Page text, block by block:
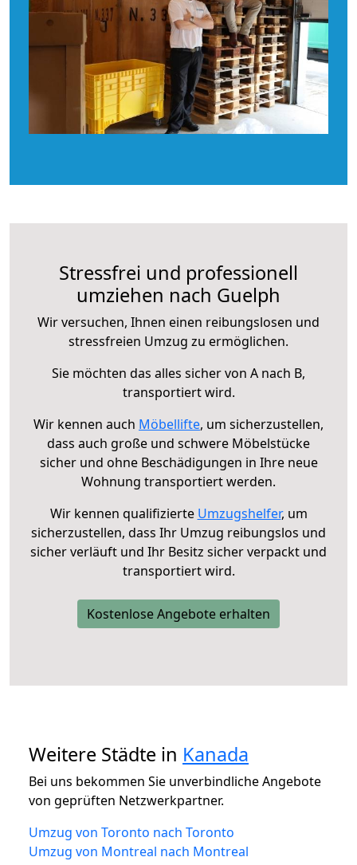
Stressfrei und professionell
umziehen nach Guelph
Wir versuchen, Ihnen einen reibungslosen und
stressfreien Umzug zu ermöglichen.
Sie möchten das alles sicher von A nach B,
transportiert wird.
Wir kennen auch Möbellifte, um sicherzustellen,
dass auch große und schwere Möbelstücke
sicher und ohne Beschädigungen in Ihre neue
Wohnung transportiert werden.
Wir kennen qualifizierte Umzugshelfer, um
sicherzustellen, dass Ihr Umzug reibungslos und
sicher verläuft und Ihr Besitz sicher verpackt und
transportiert wird.
Kostenlose Angebote erhalten
Weitere Städte in Kanada
Bei uns bekommen Sie unverbindliche Angebote
von geprüften Netzwerkpartner.
Umzug von Toronto nach Toronto
Umzug von Montreal nach Montreal